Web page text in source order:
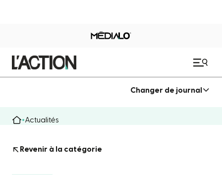
Changer de journal
Actualités
Revenir à la catégorie